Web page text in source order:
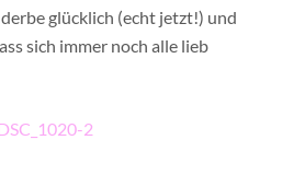
glücklich (echt jetzt!) und
sich immer noch alle lieb